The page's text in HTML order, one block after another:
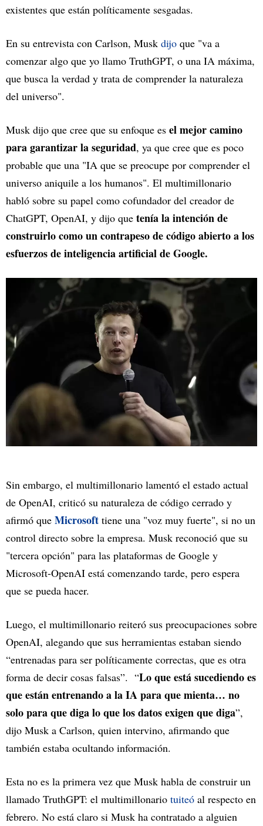
existentes que están políticamente sesgadas.
En su entrevista con Carlson, Musk dijo que "va a
comenzar algo que yo llamo TruthGPT, o una IA máxima,
que busca la verdad y trata de comprender la naturaleza
del universo".
Musk dijo que cree que su enfoque es el mejor camino
para garantizar la seguridad, ya que cree que es poco
probable que una "IA que se preocupe por comprender el
universo aniquile a los humanos". El multimillonario
habló sobre su papel como cofundador del creador de
ChatGPT, OpenAI, y dijo que tenía la intención de
construirlo como un contrapeso de código abierto a los
esfuerzos de inteligencia artificial de Google.
Sin embargo, el multimillonario lamentó el estado actual
de OpenAI, criticó su naturaleza de código cerrado y
afirmó que Microsoft tiene una "voz muy fuerte", si no un
control directo sobre la empresa. Musk reconoció que su
"tercera opción" para las plataformas de Google y
Microsoft-OpenAI está comenzando tarde, pero espera
que se pueda hacer.
Luego, el multimillonario reiteró sus preocupaciones sobre
OpenAI, alegando que sus herramientas estaban siendo
“entrenadas para ser políticamente correctas, que es otra
forma de decir cosas falsas”. “Lo que está sucediendo es
que están entrenando a la IA para que mienta… no
solo para que diga lo que los datos exigen que diga”,
dijo Musk a Carlson, quien intervino, afirmando que
también estaba ocultando información.
Esta no es la primera vez que Musk habla de construir un
llamado TruthGPT: el multimillonario tuiteó al respecto en
febrero. No está claro si Musk ha contratado a alguien